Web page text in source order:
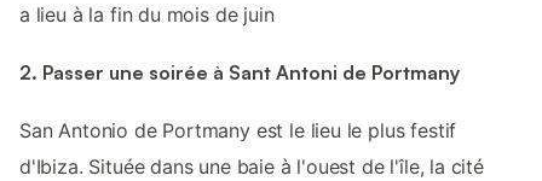
a lieu à la fin du mois de juin
2. Passer une soirée à Sant Antoni de Portmany
San Antonio de Portmany est le lieu le plus festif
d'Ibiza. Située dans une baie à l'ouest de l'île, la cité